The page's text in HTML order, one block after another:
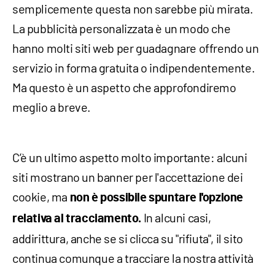
semplicemente questa non sarebbe più mirata.
La pubblicità personalizzata è un modo che
hanno molti siti web per guadagnare offrendo un
servizio in forma gratuita o indipendentemente.
Ma questo è un aspetto che approfondiremo
meglio a breve.
C’è un ultimo aspetto molto importante: alcuni
siti mostrano un banner per l'accettazione dei
cookie, ma non è possibile spuntare l'opzione
relativa al tracciamento. In alcuni casi,
addirittura, anche se si clicca su "rifiuta", il sito
continua comunque a tracciare la nostra attività